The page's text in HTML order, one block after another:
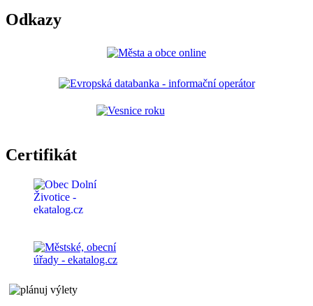
Odkazy
Certifikát